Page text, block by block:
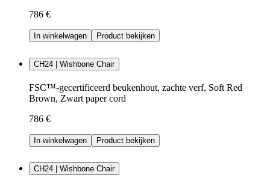
786 €
In winkelwagen Product bekijken
CH24 | Wishbone Chair
FSC™-gecertificeerd beukenhout, zachte verf, Soft Red
Brown, Zwart paper cord
786 €
In winkelwagen Product bekijken
CH24 | Wishbone Chair